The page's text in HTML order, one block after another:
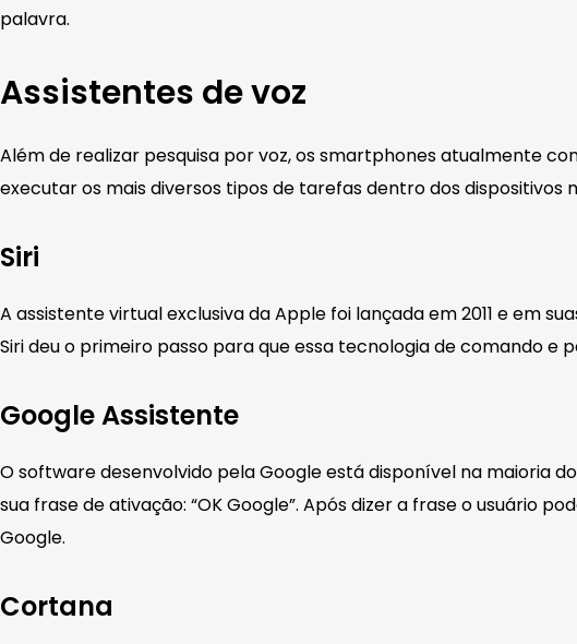
palavra.
Assistentes de voz
Além de realizar pesquisa por voz, os smartphones atualmente
executar os mais diversos tipos de tarefas dentro dos dispositivos
Siri
A assistente virtual exclusiva da Apple foi lançada em 2011 e em
Siri deu o primeiro passo para que essa tecnologia de comando e
Google Assistente
O software desenvolvido pela Google está disponível na maioria
sua frase de ativação: “OK Google”. Após dizer a frase o usuário
Google.
Cortana